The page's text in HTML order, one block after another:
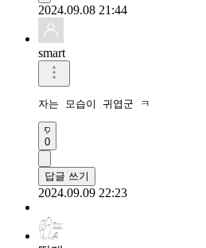
2024.09.08 21:44
smart
자는 모습이 귀엽군 ㅋ
0
답글 쓰기
2024.09.09 22:23